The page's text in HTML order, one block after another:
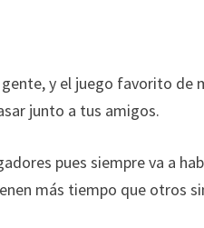
y el juego favorito de
junto a tus amigos.
pues siempre va a
más tiempo que otros